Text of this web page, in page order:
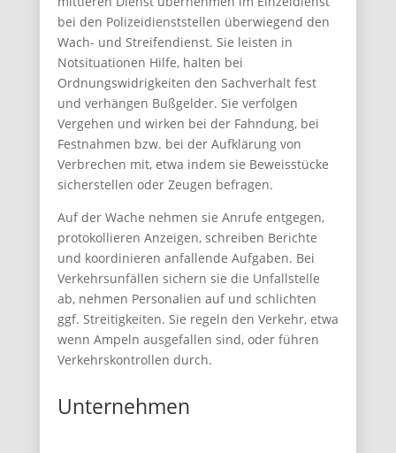
bei den Polizeidienststellen überwiegend den
Wach- und Streifendienst. Sie leisten in
Notsituationen Hilfe, halten bei
Ordnungswidrigkeiten den Sachverhalt fest
und verhängen Bußgelder. Sie verfolgen
Vergehen und wirken bei der Fahndung, bei
Festnahmen bzw. bei der Aufklärung von
Verbrechen mit, etwa indem sie Beweisstücke
sicherstellen oder Zeugen befragen.
Auf der Wache nehmen sie Anrufe entgegen,
protokollieren Anzeigen, schreiben Berichte
und koordinieren anfallende Aufgaben. Bei
Verkehrsunfällen sichern sie die Unfallstelle
ab, nehmen Personalien auf und schlichten
ggf. Streitigkeiten. Sie regeln den Verkehr, etwa
wenn Ampeln ausgefallen sind, oder führen
Verkehrskontrollen durch.
Unternehmen